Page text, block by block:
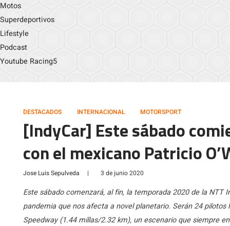
Motos
Superdeportivos
Lifestyle
Podcast
Youtube Racing5
DESTACADOS INTERNACIONAL MOTORSPORT
[IndyCar] Este sábado
con el mexicano Patricio
Jose Luis Sepulveda | 3 de junio 2020
Este sábado comenzará, al fin, la temporada 2020 de la NTT
pandemia que nos afecta a novel planetario. Serán 24
Speedway (1.44 millas/2.32 km), un escenario que siempre